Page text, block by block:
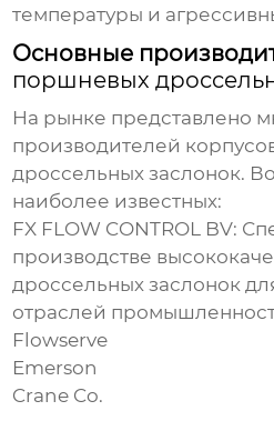
температуры и
Основные
поршневых
На рынке представлено
производителей
дроссельных заслонок.
наиболее известных:
FX FLOW CONTROL BV:
производстве
дроссельных заслонок
отраслей
Flowserve
Emerson
Crane Co.